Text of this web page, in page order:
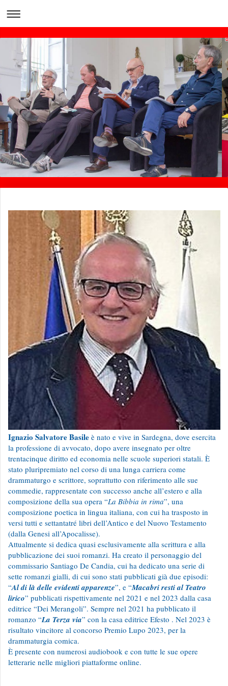
Ignazio Salvatore Basile è nato e vive in Sardegna, dove esercita
la professione di avvocato, dopo avere insegnato per oltre
trentacinque diritto ed economia nelle scuole superiori statali. È
stato pluripremiato nel corso di una lunga carriera come
drammaturgo e scrittore, soprattutto con riferimento alle sue
commedie, rappresentate con successo anche all’estero e alla
composizione della sua opera “La Bibbia in rima”, una
composizione poetica in lingua italiana, con cui ha trasposto in
versi tutti e settantatré libri dell’Antico e del Nuovo Testamento
(dalla Genesi all’Apocalisse).
Attualmente si dedica quasi esclusivamente alla scrittura e alla
pubblicazione dei suoi romanzi. Ha creato il personaggio del
commissario Santiago De Candia, cui ha dedicato una serie di
sette romanzi gialli, di cui sono stati pubblicati già due episodi:
“Al di là delle evidenti apparenze”, e “Macabri resti al Teatro
lirico” pubblicati rispettivamente nel 2021 e nel 2023 dalla casa
editrice “Dei Merangoli”. Sempre nel 2021 ha pubblicato il
romanzo “La Terza via” con la casa editrice Efesto . Nel 2023 è
risultato vincitore al concorso Premio Lupo 2023, per la
drammaturgia comica.
È presente con numerosi audiobook e con tutte le sue opere
letterarie nelle migliori piattaforme online.